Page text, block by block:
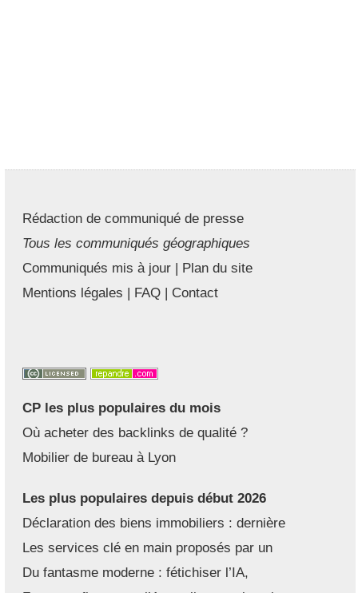
Rédaction de communiqué de presse
Tous les communiqués géographiques
Communiqués mis à jour | Plan du site
Mentions légales | FAQ | Contact
CP les plus populaires du mois
Où acheter des backlinks de qualité ?
Mobilier de bureau à Lyon
Les plus populaires depuis début 2026
Déclaration des biens immobiliers : dernière
Les services clé en main proposés par un
Du fantasme moderne : fétichiser l’IA,